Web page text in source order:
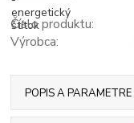
Číslo produktu:
Výrobca:
POPIS A PARAMETRE